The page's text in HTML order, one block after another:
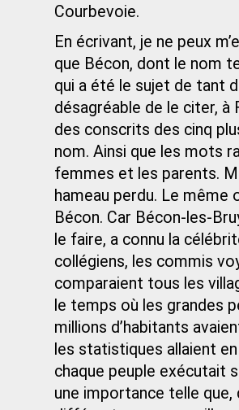
Courbevoie.
En écrivant, je ne peux
que Bécon, dont le nom
qui a été le sujet de tant
désagréable de le citer, à
des conscrits des cinq
nom. Ainsi que les mots
femmes et les parents.
hameau perdu. Le même
Bécon. Car Bécon-les-
le faire, a connu la
collégiens, les commis
comparaient tous les
le temps où les grandes
millions d’habitants
les statistiques allaient
chaque peuple exécutait
une importance telle que,